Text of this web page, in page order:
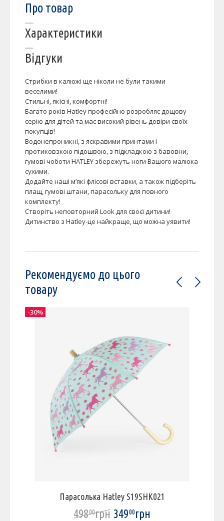
Про товар
Характеристики
Відгуки
Стрибки в калюжі ще ніколи не були такими
веселими!
Стильні, якісні, комфортні!
Багато років Hatley професійно розробляє дощову
серію для дітей та має високий рівень довіри своїх
покупців!
Водонепроникні, з яскравими принтами і
протиковзкою підошвою, з підкладкою з бавовни,
гумові чоботи HATLEY збережуть ноги Вашого малюка
сухими.
Додайте наші м’які флісові вставки, а також підберіть
плащ, гумові штани, парасольку для повного
комплекту!
Створіть неповторний Look для своєї дитини!
Дитинство з Hatley-це найкраще, що можна уявити!
Рекомендуємо до цього
товару
Парасолька Hatley S19SHK021
49800грн 34900грн
-30%